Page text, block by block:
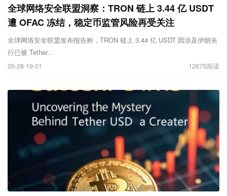
全球网络安全联盟洞察：TRON 链上 3.44 亿 USDT
遭 OFAC 冻结，稳定币监管风险再受关注
全球网络安全联盟发布报告称，TRON 链上 3.44 亿 USDT 因涉及伊朗央
行已被 Tether...
05-28 19:01
12675阅读